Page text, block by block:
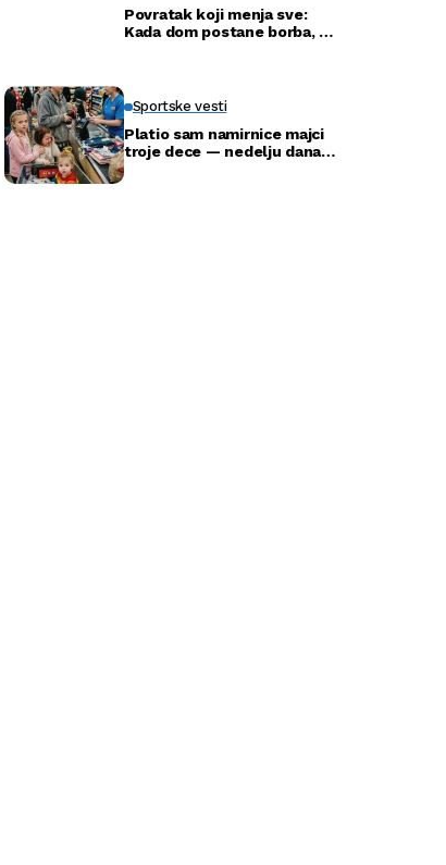
Povratak koji menja sve:
Kada dom postane borba, a
Sportske vesti
Platio sam namirnice majci
troje dece — nedelju dana